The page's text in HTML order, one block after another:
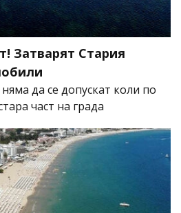
Затварят Стария
да се допускат коли по
част на града